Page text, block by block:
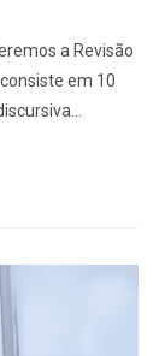
a Revisão
em 10